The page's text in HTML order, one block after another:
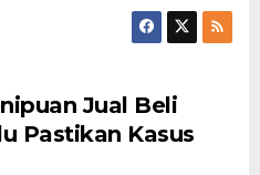
Jual Beli
Pastikan Kasus